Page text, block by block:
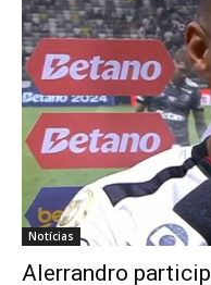
Notícias
Alerrandro